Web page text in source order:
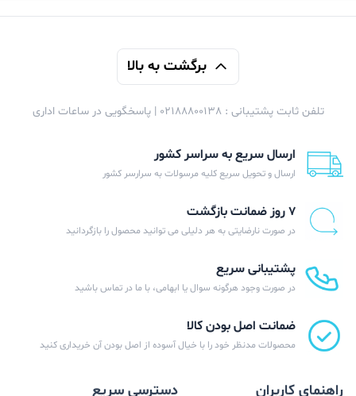
برگشت به بالا
تلفن ثابت پشتیبانی : 02188800138 | پاسخگویی در ساعات اداری
ارسال سریع به سراسر کشور
ارسال و تحویل سریع کلیه مرسولات به سرارسر کشور
۷ روز ضمانت بازگشت
در صورت نارضایتی به هر دلیلی می توانید محصول را بازگردانید
پشتیبانی سریع
در صورت وجود هرگونه سوال یا ابهامی، با ما در تماس باشید
ضمانت اصل بودن کالا
محصولات مدنظر خود را با خیال آسوده از اصل بودن آن خریداری کنید
راهنمای کاربران دسترسی سریع